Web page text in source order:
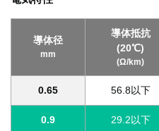
導体径
mm
導体抵抗
(20℃)
(Ω/km)
0.65 56.8以下
0.9 29.2以下